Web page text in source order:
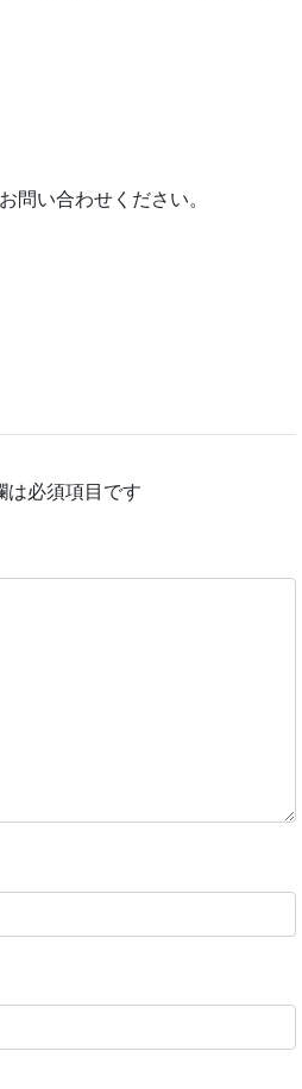
問い合わせください。
は必須項目です